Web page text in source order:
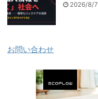
2026/8/7
お問い合わせ